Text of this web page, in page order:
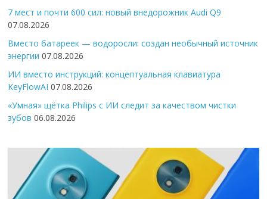
7 мест и почти 600 сил: новый внедорожник Audi Q9
07.08.2026
Вместо батареек — водоросли: создан необычный источник
энергии 07.08.2026
ИИ вместо инструкций: концептуальная клавиатура
KeyFlowAI 07.08.2026
«Умная» щётка Philips с ИИ следит за качеством чистки
зубов 06.08.2026